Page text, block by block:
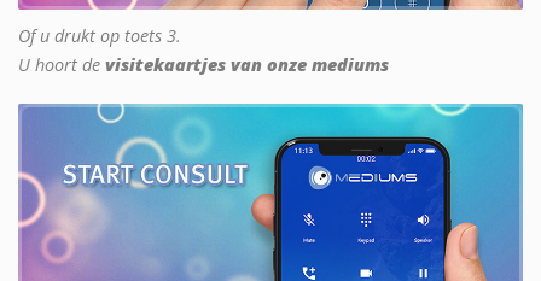
Of u drukt op toets 3.
U hoort de visitekaartjes van onze mediums